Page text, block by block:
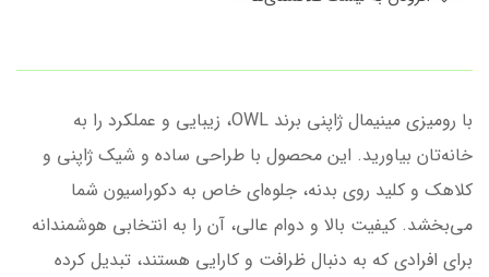
با رومیزی مینیمال ژاپنی برند OWL، زیبایی و عملکرد را به
خانه‌تان بیاورید. این محصول با طراحی ساده و شیک ژاپنی و
کلاهک و کلید روی بدنه، جلوه‌ای خاص به دکوراسیون شما
می‌بخشد. کیفیت بالا و دوام عالی، آن را به انتخابی هوشمندانه
برای افرادی که به دنبال ظرافت و کارایی هستند، تبدیل کرده